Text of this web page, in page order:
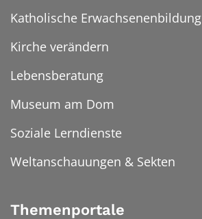
Katholische Erwachsenenbildung
Kirche verändern
Lebensberatung
Museum am Dom
Soziale Lerndienste
Weltanschauungen & Sekten
Themenportale